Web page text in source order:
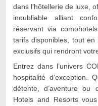
dans l’hôtellerie de luxe,
inoubliable alliant
réservant via
tarifs disponibles, tout en
exclusifs qui rendront
Entrez dans l’univers
hospitalité d’exception.
détente, d’aventure ou
Hotels and Resorts